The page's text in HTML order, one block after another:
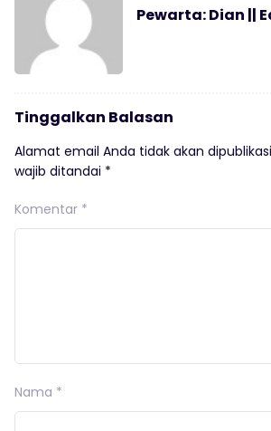
Pewarta: Dian ||
Tinggalkan Balasan
Alamat email Anda tidak akan
wajib ditandai *
Komentar *
Nama *